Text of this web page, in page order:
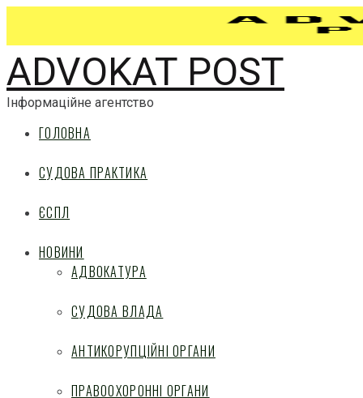
ADVOKAT POST
Інформаційне агентство
ГОЛОВНА
СУДОВА ПРАКТИКА
ЄСПЛ
НОВИНИ
АДВОКАТУРА
СУДОВА ВЛАДА
АНТИКОРУПЦІЙНІ ОРГАНИ
ПРАВООХОРОННІ ОРГАНИ